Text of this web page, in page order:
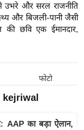
से उभरे और सरल राजनीति
और बिजली-पानी जैसी
की छवि एक ईमानदार,
फोटो
AAP का बड़ा ऐलान,